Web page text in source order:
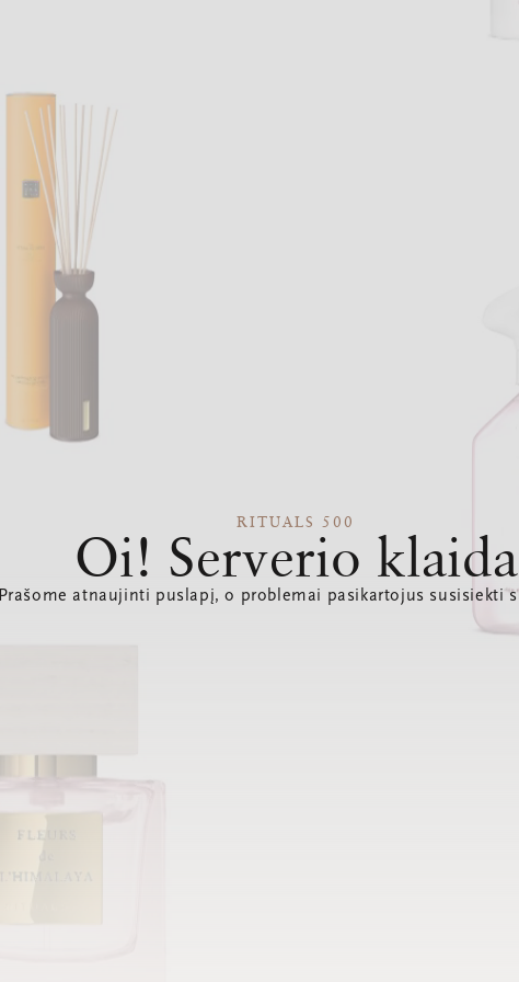
RITUALS 500
Oi! Serverio klaida
Prašome atnaujinti puslapį, o problemai pasikartojus susisiekti